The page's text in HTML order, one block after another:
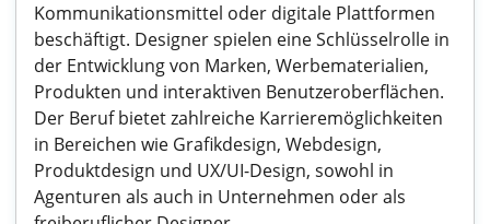
Kommunikationsmittel oder digitale Plattformen
beschäftigt. Designer spielen eine Schlüsselrolle in
der Entwicklung von Marken, Werbematerialien,
Produkten und interaktiven Benutzeroberflächen.
Der Beruf bietet zahlreiche Karrieremöglichkeiten
in Bereichen wie Grafikdesign, Webdesign,
Produktdesign und UX/UI-Design, sowohl in
Agenturen als auch in Unternehmen oder als